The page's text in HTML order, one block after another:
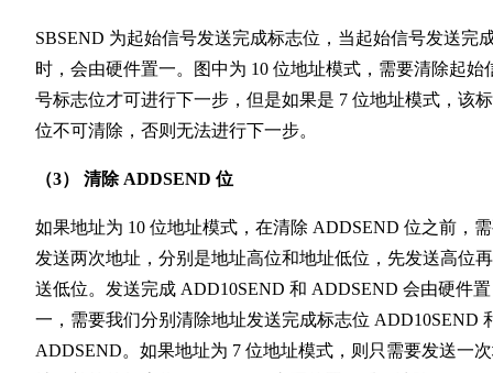
SBSEND 为起始信号发送完成标志位，当起始信号发送完
时，会由硬件置一。图中为 10 位地址模式，需要清除起始
号标志位才可进行下一步，但是如果是 7 位地址模式，该
位不可清除，否则无法进行下一步。
（3） 清除 ADDSEND 位
如果地址为 10 位地址模式，在清除 ADDSEND 位之前，
发送两次地址，分别是地址高位和地址低位，先发送高位
送低位。发送完成 ADD10SEND 和 ADDSEND 会由硬件置
一，需要我们分别清除地址发送完成标志位 ADD10SEND
ADDSEND。如果地址为 7 位地址模式，则只需要发送一